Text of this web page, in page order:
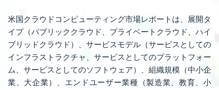
米国クラウドコンピューティング市場レポートは、展開タ
イプ（パブリッククラウド、プライベートクラウド、ハイ
ブリッドクラウド）、サービスモデル（サービスとしての
インフラストラクチャ、サービスとしてのプラットフォー
ム、サービスとしてのソフトウェア）、組織規模（中小企
業、大企業）、エンドユーザー業種（製造業、教育、小